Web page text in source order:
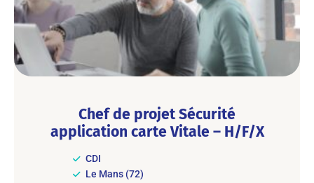
Chef de projet Sécurité
application carte Vitale – H/F/X
CDI
Le Mans (72)